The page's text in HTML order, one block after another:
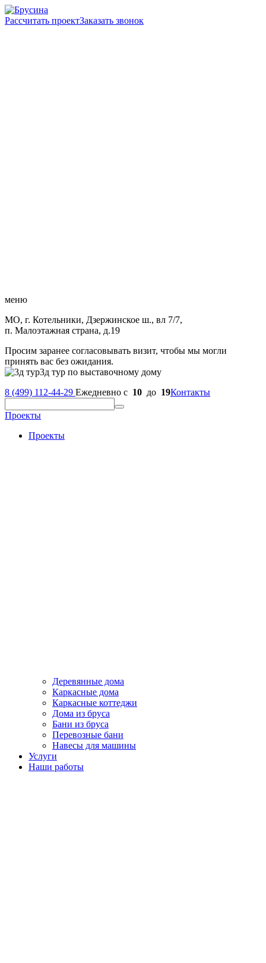
Рассчитать проектЗаказать звонок
меню
МО, г. Котельники, Дзержинское ш., вл 7/7,
п. Малоэтажная страна, д.19
Просим заранее согласовывать визит, чтобы мы могли
принять вас без ожидания.
3д тур по выставочному дому
8 (499) 112-44-29 Ежедневно с 10 до 19Контакты
Проекты
Проекты
Деревянные дома
Каркасные дома
Каркасные коттеджи
Дома из бруса
Бани из бруса
Перевозные бани
Навесы для машины
Услуги
Наши работы